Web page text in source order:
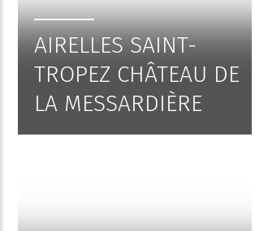
AIRELLES SAINT-
TROPEZ CHÂTEAU DE
LA MESSARDIÈRE